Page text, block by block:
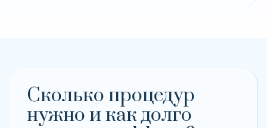
Сколько процедур
нужно и как долго